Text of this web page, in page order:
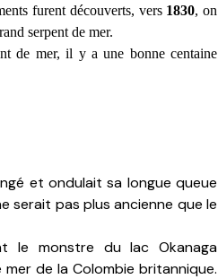
furent découverts, vers 1830, on
serpent de mer.
de mer, il y a une bonne centaine
et ondulait sa longue queue
serait pas plus ancienne que le
le monstre du lac Okanaga
de la Colombie britannique.